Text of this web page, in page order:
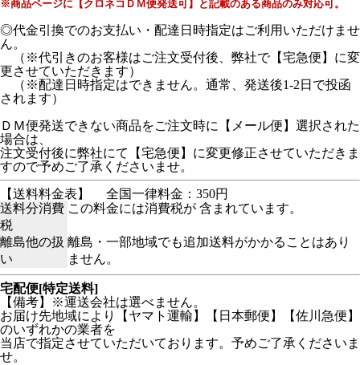
※商品ページに【クロネコＤＭ便発送可】と記載のある商品のみ対応可。
◎代金引換でのお支払い・配達日時指定はご利用いただけませ
ん。
（※代引きのお客様はご注文受付後、弊社で【宅急便】に変
更させていただきます）
（※配達日時指定はできません。通常、発送後1-2日で投函
されます）
ＤＭ便発送できない商品をご注文時に【メール便】選択された
場合は、
注文受付後に弊社にて【宅急便】に変更修正させていただきま
すので予めご了承くださいませ。
【送料料金表】
全国一律料金：350円
送料分消費
税
この料金には消費税が 含まれています。
離島他の扱
い
離島・一部地域でも追加送料がかかることはあり
ません。
宅配便[特定送料]
【備考】※運送会社は選べません。
お届け先地域により【ヤマト運輸】【日本郵便】【佐川急便】
のいずれかの業者を
当店で指定させていただいております。予めご了承くださいま
せ。